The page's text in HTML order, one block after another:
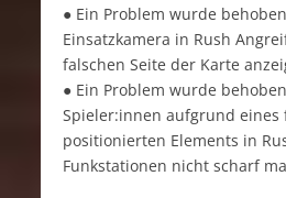
● Ein Problem wurde
Einsatzkamera in Rush
falschen Seite der Karte
● Ein Problem wurde
Spieler:innen aufgrund eines
positionierten Elements in
Funkstationen nicht scharf